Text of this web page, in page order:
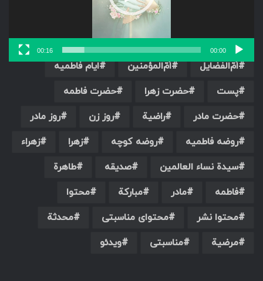
00:00
00:16
اُمّ‌الأخیار
اُمّ‌الأسماء
اُمّ‌الخیرة
اُمّ‌العلوم
اُمّ‌الفضایل
اُمّ‌المؤمنین
ایام فاطمیه
پست
حضرت زهرا
حضرت فاطمه
حضرت مادر
راضیة روز زن
روز مادر
روضه فاطمیه
روضه کوچه زهرا
زهراء
سیدة نساء العالمین
صدیقه
طاهرة
فاطمه
مادر مبارکة
محتوا
محتوا نشر
محتوای مناسبتی
محدثة
مرضیة
مناسبتی ویدئو